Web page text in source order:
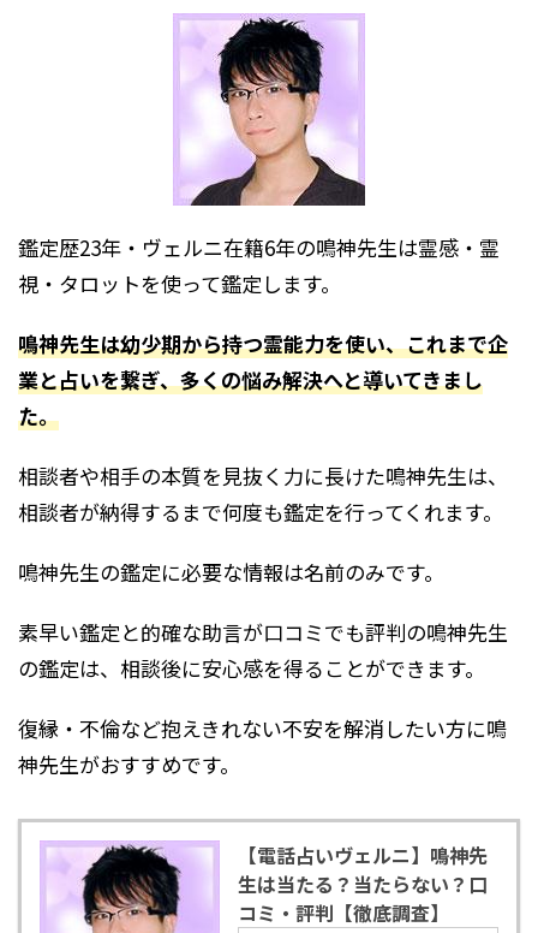
鑑定歴23年・ヴェルニ在籍6年の鳴神先生は霊感・霊
視・タロットを使って鑑定します。
鳴神先生は幼少期から持つ霊能力を使い、これまで企
業と占いを繋ぎ、多くの悩み解決へと導いてきまし
た。
相談者や相手の本質を見抜く力に長けた鳴神先生は、
相談者が納得するまで何度も鑑定を行ってくれます。
鳴神先生の鑑定に必要な情報は名前のみです。
素早い鑑定と的確な助言が口コミでも評判の鳴神先生
の鑑定は、相談後に安心感を得ることができます。
復縁・不倫など抱えきれない不安を解消したい方に鳴
神先生がおすすめです。
【電話占いヴェルニ】鳴神先
生は当たる？当たらない？口
コミ・評判【徹底調査】